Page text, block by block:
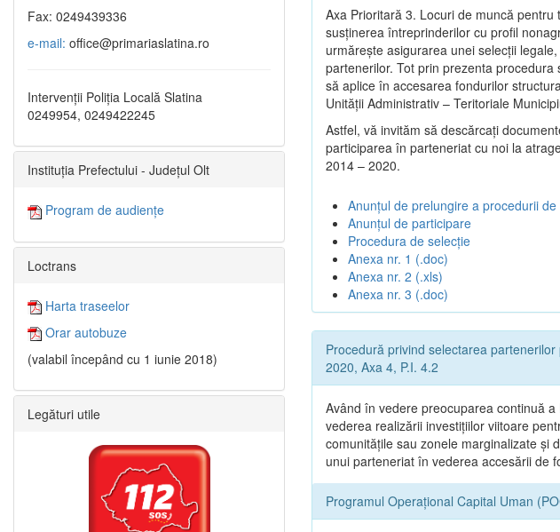
Axa Prioritară 3. Locuri de muncă
susținerea întreprinderilor cu profil
urmăreşte asigurarea unei selecții
partenerilor. Tot prin prezenta
să aplice în accesarea fondurilor
Unității Administrativ – Teritoriale
Astfel, vă invităm să descărcați
participarea în parteneriat cu noi la
2014 – 2020.
Anunțul de prelungire a procedurii
Anunțul de participare
Procedura de selecție
Anexa nr. 1 (.doc)
Anexa nr. 2 (.xls)
Anexa nr. 3 (.doc)
Procedură privind selectarea
2020, Axa 4, P.I. 4.2
Având în vedere preocuparea continuă
vederea realizării investițiilor viitoare
comunitățile sau zonele marginalizate și
unui parteneriat în vederea accesării de
Programul Operațional Capital Uman
Fax: 0249439336
e-mail: office@primariaslatina.ro
Intervenții Poliția Locală Slatina
0249954, 0249422245
Instituția Prefectului - Județul Olt
Program de audiențe
Loctrans
Harta traseelor
Orar autobuze
(valabil începând cu 1 iunie 2018)
Legături utile